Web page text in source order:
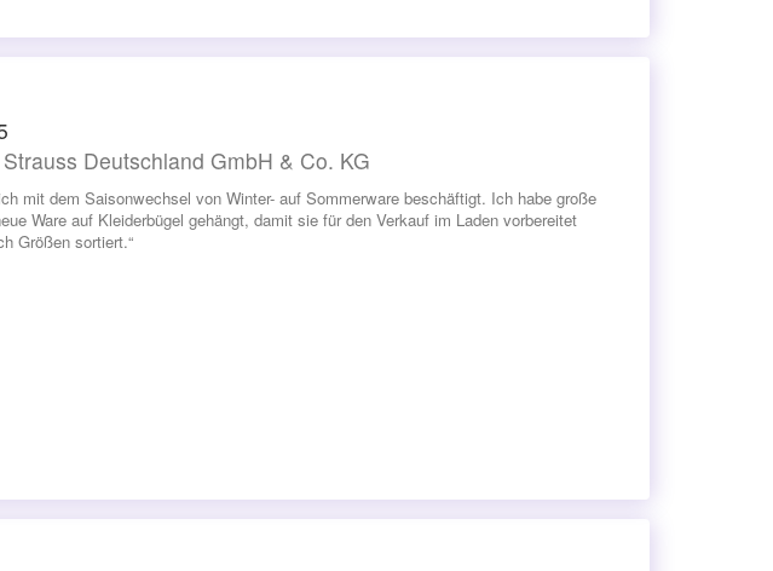
Deutschland GmbH & Co. KG
mit dem Saisonwechsel von Winter- auf Sommerware beschäftigt. Ich habe große
Ware auf Kleiderbügel gehängt, damit sie für den Verkauf im Laden vorbereitet
Größen sortiert.“